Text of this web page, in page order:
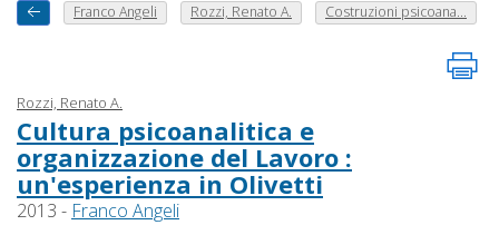
Franco Angeli Rozzi, Renato A. Costruzioni psicoana...
Rozzi, Renato A.
Cultura psicoanalitica e
organizzazione del Lavoro :
un'esperienza in Olivetti
2013 - Franco Angeli